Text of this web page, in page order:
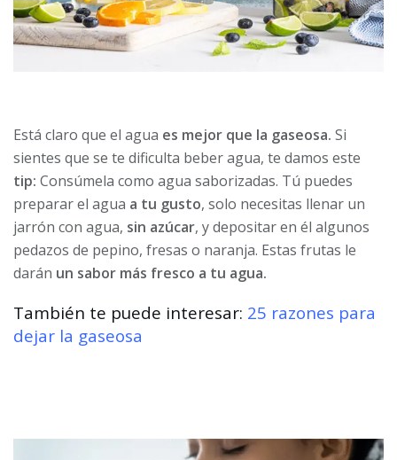
Está claro que el agua es mejor que la gaseosa. Si
sientes que se te dificulta beber agua, te damos este
tip: Consúmela como agua saborizadas. Tú puedes
preparar el agua a tu gusto, solo necesitas llenar un
jarrón con agua, sin azúcar, y depositar en él algunos
pedazos de pepino, fresas o naranja. Estas frutas le
darán un sabor más fresco a tu agua.
También te puede interesar: 25 razones para
dejar la gaseosa